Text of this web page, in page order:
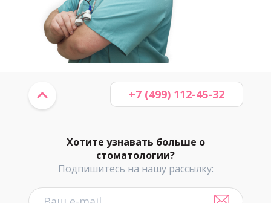
Хотите узнавать больше о
стоматологии?
Подпишитесь на нашу рассылку:
+7 (499) 112-45-32